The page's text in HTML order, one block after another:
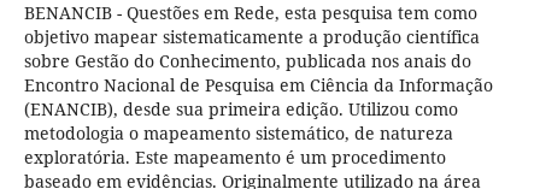
BENANCIB - Questões em Rede, esta pesquisa tem como
objetivo mapear sistematicamente a produção científica
sobre Gestão do Conhecimento, publicada nos anais do
Encontro Nacional de Pesquisa em Ciência da Informação
(ENANCIB), desde sua primeira edição. Utilizou como
metodologia o mapeamento sistemático, de natureza
exploratória. Este mapeamento é um procedimento
baseado em evidências. Originalmente utilizado na área